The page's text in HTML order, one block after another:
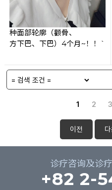
种面部轮廓（颧骨、
方下巴、下巴）4个月~！！`
1 2 3
이전
诊疗咨询及诊
+82 2-